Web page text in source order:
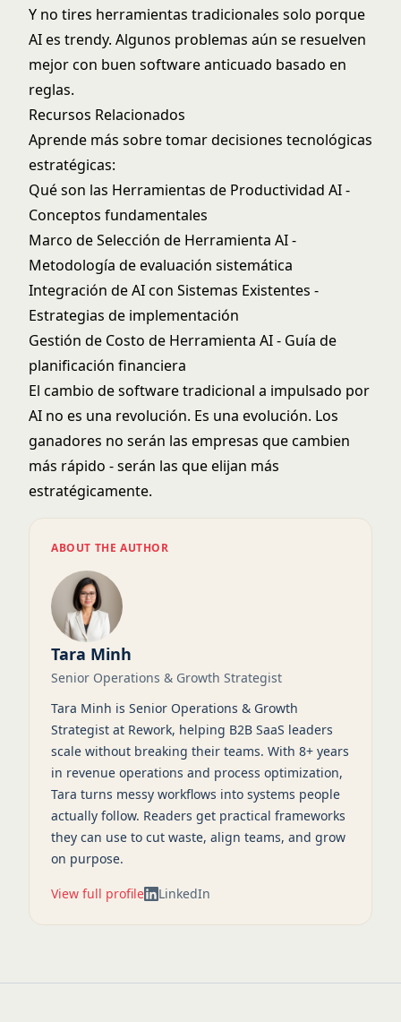
Y no tires herramientas tradicionales solo porque
AI es trendy. Algunos problemas aún se resuelven
mejor con buen software anticuado basado en
reglas.
Recursos Relacionados
Aprende más sobre tomar decisiones tecnológicas
estratégicas:
Qué son las Herramientas de Productividad AI-
Conceptos fundamentales
Marco de Selección de Herramienta AI-
Metodología de evaluación sistemática
Integración de AI con Sistemas Existentes -
Estrategias de implementación
Gestión de Costo de Herramienta AI- Guía de
planificación financiera
El cambio de software tradicional a impulsado por
AI no es una revolución. Es una evolución. Los
ganadores no serán las empresas que cambien
más rápido - serán las que elijan más
estratégicamente.
ABOUT THE AUTHOR
Tara Minh
Senior Operations & Growth Strategist
Tara Minh is Senior Operations & Growth
Strategist at Rework, helping B2B SaaS leaders
scale without breaking their teams. With 8+ years
in revenue operations and process optimization,
Tara turns messy workflows into systems people
actually follow. Readers get practical frameworks
they can use to cut waste, align teams, and grow
on purpose.
View full profile LinkedIn